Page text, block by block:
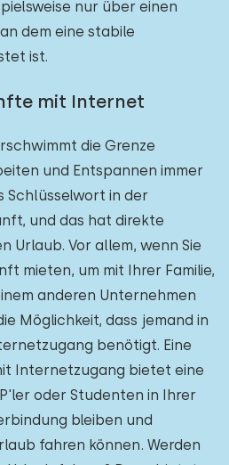
nur über einen
dem eine stabile
ist.
mit Internet
die Grenze
und Entspannen immer
Schlüsselwort in der
und das hat direkte
Urlaub. Vor allem, wenn Sie
mieten, um mit Ihrer Familie,
anderen Unternehmen
Möglichkeit, dass jemand in
benötigt. Eine
Internetzugang bietet eine
oder Studenten in Ihrer
bleiben und
fahren können. Werden